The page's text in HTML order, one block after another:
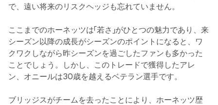
で、遠い将来のリスクヘッジも忘れていません。
ここまでのホーネッツは「若さ」がひとつの魅力であり、来
シーズン以降の成長がシーズンのポイントになると、ワ
クワクしながら昨シーズンを過ごしたファンも多かった
ことでしょう。しかし、このトレードで獲得したアレ
ン、オニールは30歳を越えるベテラン選手です。
ブリッジスがチームを去ったことにより、ホーネッツ歴